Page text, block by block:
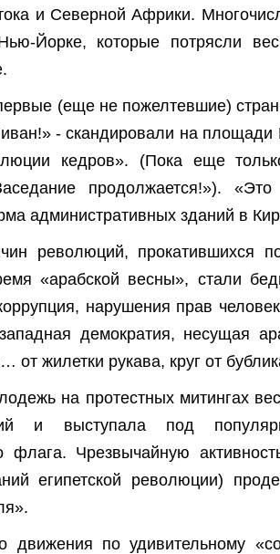
и Северной Африки.
Йорке, которые потрясли
(еще не пожелтевшие)
- скандировали на площади
кедров». (Пока еще
продолжается!»).
административных зданий в
революций, прокатившихся
«арабской весны», стали
нарушения прав
демократия, несущая
от жилетки рукава, круг от
на протестных митингах
и выступала под
флага. Чрезвычайную
египетской революции)
движения по удивительному